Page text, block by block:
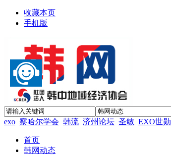
收藏本页
手机版
exo 察哈尔学会 韩流 济州论坛 圣敏 EXO世勋
首页
韩网动态